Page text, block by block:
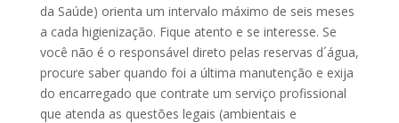
da Saúde) orienta um intervalo máximo de seis meses
a cada higienização. Fique atento e se interesse. Se
você não é o responsável direto pelas reservas d´água,
procure saber quando foi a última manutenção e exija
do encarregado que contrate um serviço profissional
que atenda as questões legais (ambientais e